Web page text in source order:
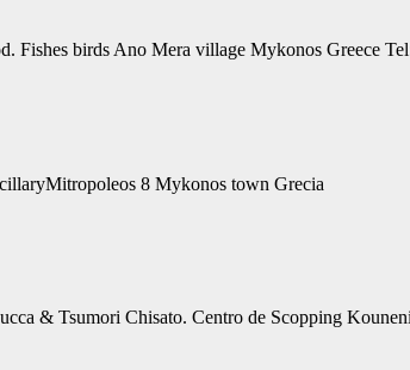
Fishes birds Ano Mera village Mykonos Greece
8 Mykonos town Grecia
& Tsumori Chisato. Centro de Scopping